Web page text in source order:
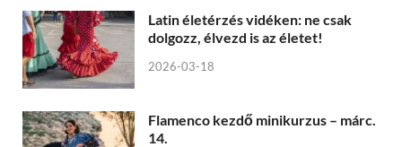
Latin életérzés vidéken: ne csak
dolgozz, élvezd is az életet!
2026-03-18
Flamenco kezdő minikurzus – márc.
14.